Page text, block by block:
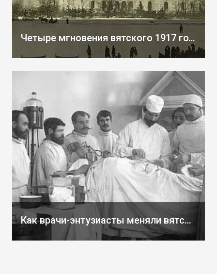
Четыре мгновения вятского 1917 года
Как врачи-энтузиасты меняли вятскую жизнь. Обществу врачей – 150 лет.